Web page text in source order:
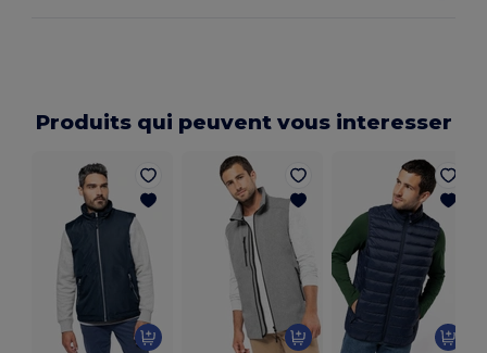
Produits qui peuvent vous interesser